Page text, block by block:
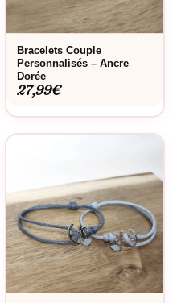
Bracelets Couple
Personnalisés – Ancre
Dorée
27,99€